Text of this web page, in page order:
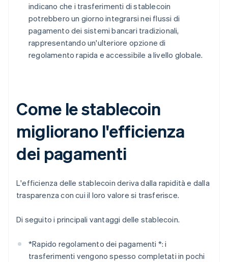
indicano che i trasferimenti di stablecoin
potrebbero un giorno integrarsi nei flussi di
pagamento dei sistemi bancari tradizionali,
rappresentando un'ulteriore opzione di
regolamento rapida e accessibile a livello globale.
Come le stablecoin
migliorano l'efficienza
dei pagamenti
L'efficienza delle stablecoin deriva dalla rapidità e dalla
trasparenza con cui il loro valore si trasferisce.
Di seguito i principali vantaggi delle stablecoin.
*Rapido regolamento dei pagamenti *: i
trasferimenti vengono spesso completati in pochi